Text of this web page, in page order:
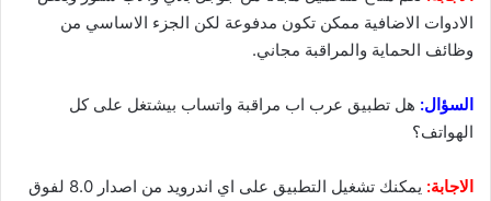
الادوات الاضافية ممكن تكون مدفوعة لكن الجزء الاساسي من
وظائف الحماية والمراقبة مجاني.
السؤال: هل تطبيق عرب اب مراقبة واتساب بيشتغل على كل
الهواتف؟
الاجابة:
يمكنك تشغيل التطبيق على اي اندرويد من اصدار 8.0 لفوق